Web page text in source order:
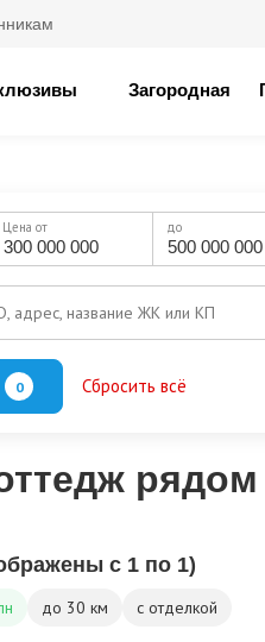
Загородная
Цена от до
адрес, название ЖК или КП
0 Сбросить всё
с 1 по 1)
до 30 км с отделкой